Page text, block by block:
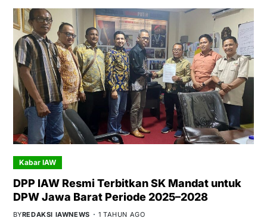
Kabar IAW
DPP IAW Resmi Terbitkan SK Mandat untuk
DPW Jawa Barat Periode 2025–2028
BYREDAKSI IAWNEWS 1 TAHUN AGO